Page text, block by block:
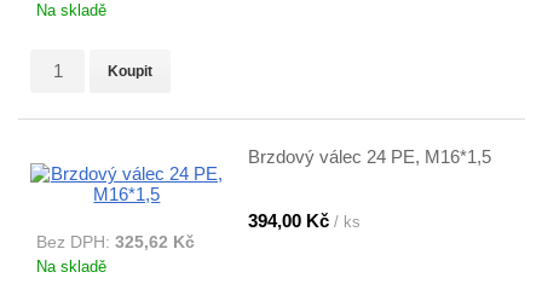
Na skladě
Koupit
Brzdový válec 24 PE, M16*1,5
394,00 Kč / ks
Bez DPH: 325,62 Kč
Na skladě